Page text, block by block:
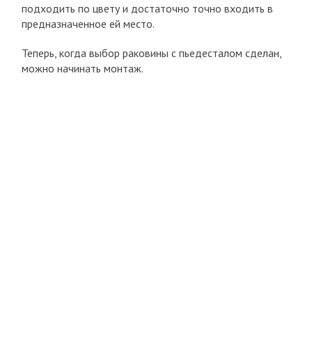
подходить по цвету и достаточно точно входить в
предназначенное ей место.
Теперь, когда выбор раковины с пьедесталом сделан,
можно начинать монтаж.